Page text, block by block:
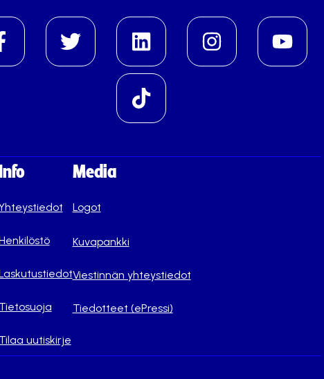
Info
Tietosuoja
Tilaa uutiskirje
Media
Logot
Kuvapankki
Viestinnän yhteystiedot
Tiedotteet (ePressi)